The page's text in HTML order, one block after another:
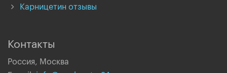
Карницетин отзывы
Контакты
Россия, Москва